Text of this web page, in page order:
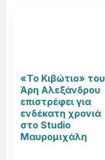
«Το Κιβώτιο» του
Άρη Αλεξάνδρου
επιστρέφει για
ενδέκατη χρονιά
στο Studio
Μαυρομιχάλη